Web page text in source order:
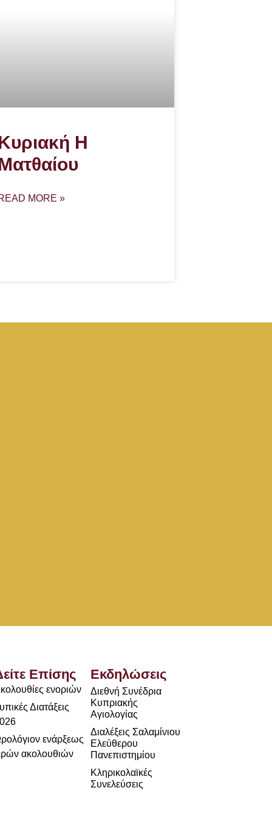
Η
MORE »
Επίσης
ενοριών
Διατάξεις
ενάρξεως
ακολουθιών
Εκδηλώσεις
Διεθνή Συνέδρια
Κυπριακής
Αγιολογίας
Διαλέξεις Σαλαμίνιου
Ελεύθερου
Πανεπιστημίου
Κληρικολαϊκές
Συνελεύσεις